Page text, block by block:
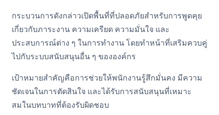
กระบวนการดังกล่าวเปิดพื้นที่ที่ปลอดภัยสำหรับการพูดคุย
เกี่ยวกับภาระงาน ความเครียด ความมั่นใจ และ
ประสบการณ์ต่าง ๆ ในการทำงาน โดยทำหน้าที่เสริมควบคู่
ไปกับระบบสนับสนุนอื่น ๆ ขององค์กร
เป้าหมายสำคัญคือการช่วยให้พนักงานรู้สึกมั่นคง มีความ
ชัดเจนในการตัดสินใจ และได้รับการสนับสนุนที่เหมาะ
สมในบทบาทที่ต้องรับผิดชอบ